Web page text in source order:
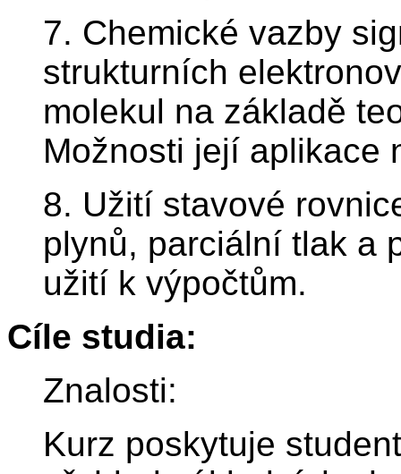
7. Chemické vazby
strukturních
molekul na základě
Možnosti její aplikace
8. Užití stavové
plynů, parciální tlak a
užití k výpočtům.
Cíle studia:
Znalosti:
Kurz poskytuje